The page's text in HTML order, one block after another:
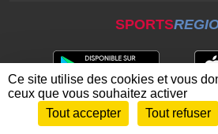
SPORTS
Envie de participer ?
Ce site utilise des cookies et vous
ceux que vous souhaitez activer
Tout accepter
Tout refuser